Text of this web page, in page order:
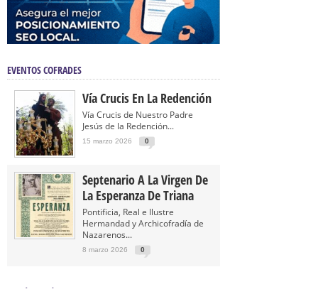
EVENTOS COFRADES
Vía Crucis En La Redención
Vía Crucis de Nuestro Padre
Jesús de la Redención...
15 marzo 2026 0
Septenario A La Virgen De
La Esperanza De Triana
Pontificia, Real e Ilustre
Hermandad y Archicofradía de
Nazarenos...
8 marzo 2026 0